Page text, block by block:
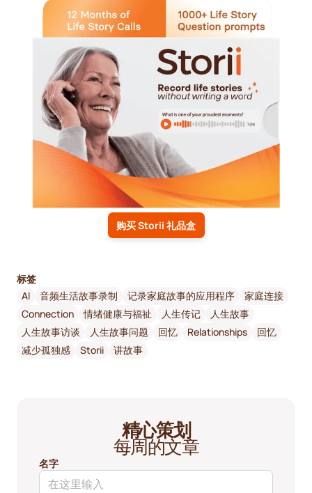
购买 Storii 礼品盒
标签
AI
音频生活故事录制 记录家庭故事的应用程序
家庭连接
Connection
情绪健康与福祉 人生传记
人生故事
人生故事访谈
人生故事问题 回忆 Relationships
回忆
减少孤独感
Storii 讲故事
精心策划
每周的文章
名字